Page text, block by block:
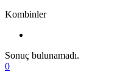
Kombinler
Sonuç bulunamadı.
0